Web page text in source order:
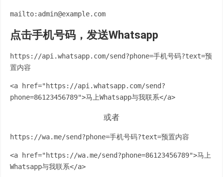
mailto:admin@example.com
点击手机号码，发送Whatsapp
https://api.whatsapp.com/send?phone=手机号码?text=预
置内容
<a href="https://api.whatsapp.com/send?
phone=86123456789">马上Whatsapp与我联系</a>
或者
https://wa.me/send?phone=手机号码?text=预置内容
<a href="https://wa.me/send?phone=86123456789">马上
Whatsapp与我联系</a>